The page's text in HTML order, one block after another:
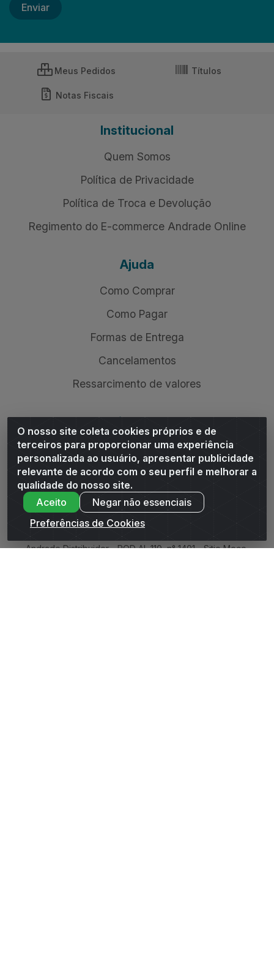
O nosso site coleta cookies próprios e de
terceiros para proporcionar uma experiência
personalizada ao usuário, apresentar publicidade
relevante de acordo com o seu perfil e melhorar a
qualidade do nosso site.
Aceito
Negar não essenciais
Preferências de Cookies
Meus Pedidos Títulos
Notas Fiscais
Institucional
Quem Somos
Política de Privacidade
Política de Troca e Devolução
Regimento do E-commerce Andrade Online
Ajuda
Como Comprar
Como Pagar
Formas de Entrega
Cancelamentos
Ressarcimento de valores
Siga-nos
Baixe o Aplicativo
Andrade Distribuidor - ROD AL 110, n° 1401 - Sitio Moco,